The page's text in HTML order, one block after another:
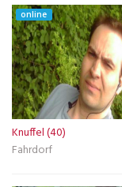
online
Knuffel (40)
Fahrdorf